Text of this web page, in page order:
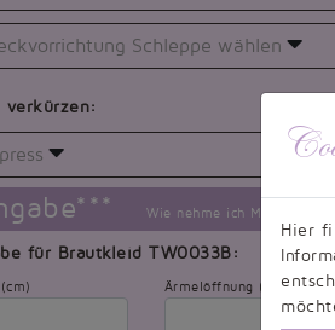
Schleppe wählen
verkürzen:
Wie nehme ich Maß?
für Brautkleid TW0033B:
Ärmelöffnung (cm)
Hier